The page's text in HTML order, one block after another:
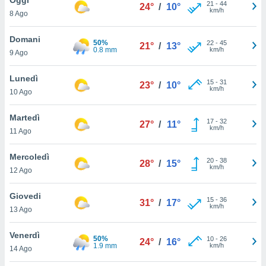
è
al sito
di
ci
di
il
un
la
nella
8 Ago
24° / 10° 21 - 44
km/h
Domani
9 Ago
50%
0.8 mm
21° / 13° 22- 45
km/h
Lunedì
10 Ago
23° / 10° 15- 31
km/h
Martedì
11 Ago
27° / 11° 17- 32
km/h
Mercoledì
12 Ago
28° / 15° 20- 38
km/h
Giovedi
13 Ago
31° / 17° 15- 36
km/h
Venerdì
14 Ago
50%
1.9 mm
24° / 16° 10- 26
km/h